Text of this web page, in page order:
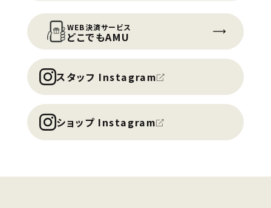
WEB決済サービス
どこでもAMU
スタッフ Instagram
ショップ Instagram